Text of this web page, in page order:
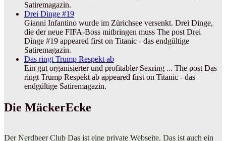
Satiremagazin.
Drei Dinge #19
Gianni Infantino wurde im Zürichsee versenkt. Drei Dinge,
die der neue FIFA-Boss mitbringen muss The post Drei
Dinge #19 appeared first on Titanic - das endgültige
Satiremagazin.
Das ringt Trump Respekt ab
Ein gut organisierter und profitabler Sexring ... The post Das
ringt Trump Respekt ab appeared first on Titanic - das
endgültige Satiremagazin.
Die MäckerEcke
Der Nerdbeer Club Das ist eine private Webseite. Das ist auch ein